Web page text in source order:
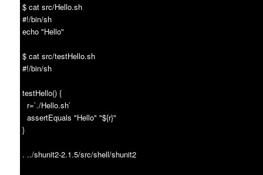
$ cat src/Hello.sh
#!/bin/sh
echo "Hello"
$ cat src/testHello.sh
#!/bin/sh
testHello() {
r=`./Hello.sh`
assertEquals "Hello" "${r}"
}
. ../shunit2-2.1.5/src/shell/shunit2